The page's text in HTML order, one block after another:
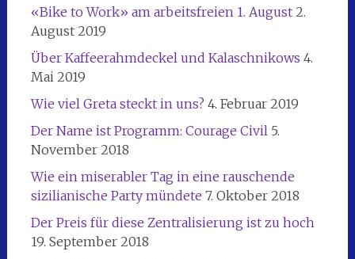
«Bike to Work» am arbeitsfreien 1. August 2.
August 2019
Über Kaffeerahmdeckel und Kalaschnikows 4.
Mai 2019
Wie viel Greta steckt in uns? 4. Februar 2019
Der Name ist Programm: Courage Civil 5.
November 2018
Wie ein miserabler Tag in eine rauschende
sizilianische Party mündete 7. Oktober 2018
Der Preis für diese Zentralisierung ist zu hoch
19. September 2018